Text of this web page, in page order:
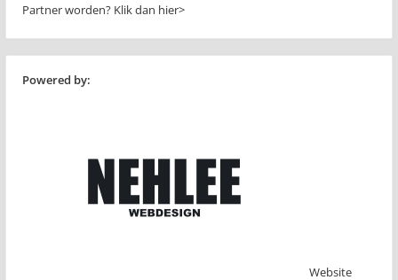
Partner worden? Klik dan hier>
Powered by:
Website